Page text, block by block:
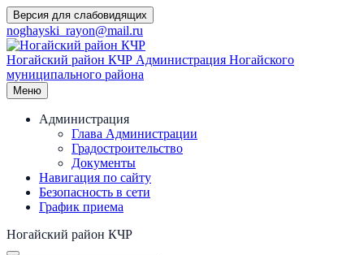
Перейти
к
содержимому
Версия для слабовидящих
noghayski_rayon@mail.ru
Ногайский район КЧР Администрация Ногайского
муниципального района
Меню
Администрация
Глава Администрации
Градостроительство
Документы
Навигация по сайту
Безопасность в сети
График приема
Ногайский район КЧР